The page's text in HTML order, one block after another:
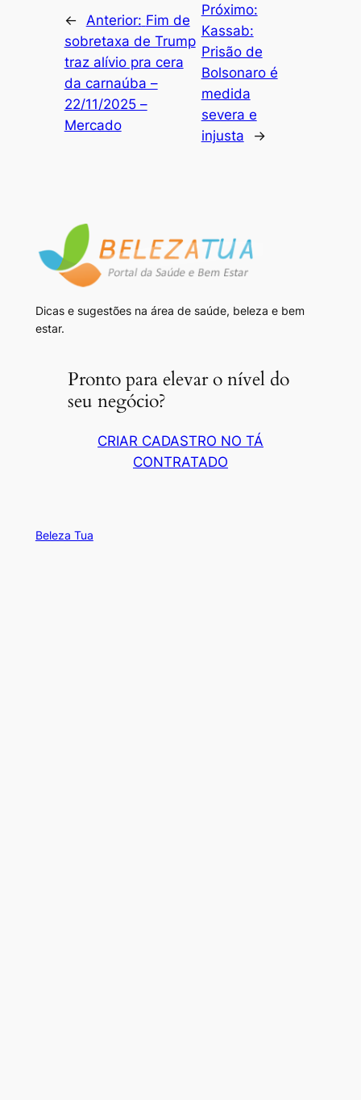
← Anterior: Fim de
sobretaxa de Trump
traz alívio pra cera
da carnaúba –
22/11/2025 –
Mercado
Próximo:
Kassab:
Prisão de
Bolsonaro é
medida
severa e
injusta
→
Dicas e sugestões na área de saúde, beleza e bem
estar.
Pronto para elevar o nível do
seu negócio?
CRIAR CADASTRO NO TÁ
CONTRATADO
Beleza Tua